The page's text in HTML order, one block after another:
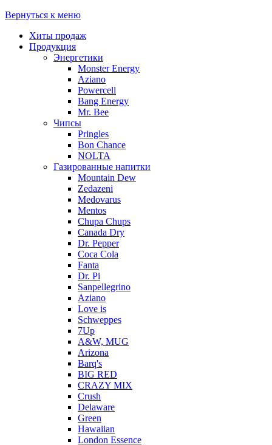
Вернуться к меню
Хиты продаж
Продукция
Энергетики
Monster Energy
Aziano
Powercell
Bang Energy
Mr. Bee
Чипсы
Pringles
Bon Chance
NOLTA
Газированные напитки
Mountain Dew
Zedazeni
Medovarus
Mentos
Chupa Chups
Canada Dry
Dr. Pepper
Coca Cola
Fanta
Dr. Pi
Sanpellegrino
Aziano
Love is
Schweppes
7Up
A&W, MUG
Arizona
Barq's
BIG RED
CRAZY MIX
Crush
Delaware
Green
Hawaiian
London Essence